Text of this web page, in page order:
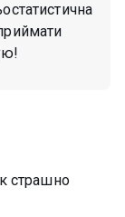
страшно